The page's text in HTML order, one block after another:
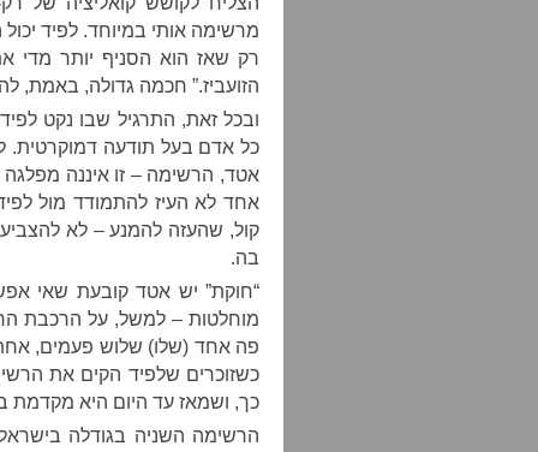
רק שאז הוא הסניף יותר מדי
הזועביז.” חכמה גדולה, באמת,
ובכל זאת, התרגיל שבו נקט
כל אדם בעל תודעה דמוקרטית.
אטד, הרשימה – זו איננה מפלגה – שהקים
אחד לא העיז להתמודד מול
קול, שהעזה להמנע – לא
בה.
“חוקת” יש אטד קובעת שאי
מוחלטות – למשל, על הרכבת
כשזוכרים שלפיד הקים את
כך, ושמאז עד היום היא מקדמת
הרשימה השניה בגודלה